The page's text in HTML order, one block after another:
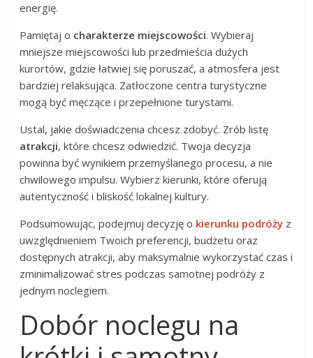
energię.
Pamiętaj o charakterze miejscowości. Wybieraj
mniejsze miejscowości lub przedmieścia dużych
kurortów, gdzie łatwiej się poruszać, a atmosfera jest
bardziej relaksująca. Zatłoczone centra turystyczne
mogą być męczące i przepełnione turystami.
Ustal, jakie doświadczenia chcesz zdobyć. Zrób listę
atrakcji, które chcesz odwiedzić. Twoja decyzja
powinna być wynikiem przemyślanego procesu, a nie
chwilowego impulsu. Wybierz kierunki, które oferują
autentyczność i bliskość lokalnej kultury.
Podsumowując, podejmuj decyzję o kierunku podróży z
uwzględnieniem Twoich preferencji, budżetu oraz
dostępnych atrakcji, aby maksymalnie wykorzystać czas i
zminimalizować stres podczas samotnej podróży z
jednym noclegiem.
Dobór noclegu na